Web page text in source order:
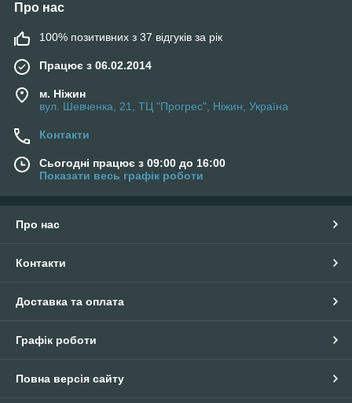
Про нас
100% позитивних з 37 відгуків за рік
Працює з 06.02.2014
м. Ніжин
вул. Шевченка, 21, ТЦ "Прогрес", Ніжин, Україна
Контакти
Сьогодні працює з 09:00 до 16:00
Показати весь графік роботи
Про нас
Контакти
Доставка та оплата
Графік роботи
Повна версія сайту